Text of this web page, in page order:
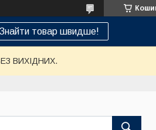
Знайти товар швидше!
ВИХІДНИХ.